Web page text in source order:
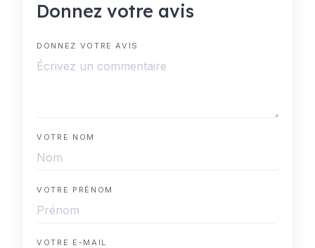
Donnez votre avis
DONNEZ VOTRE AVIS
VOTRE NOM
VOTRE PRÉNOM
VOTRE E-MAIL